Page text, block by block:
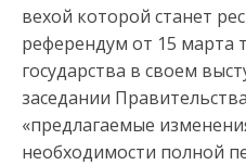
вехой которой станет
референдум от 15 марта
государства в своем
заседании
«предлагаемые
необходимости полной